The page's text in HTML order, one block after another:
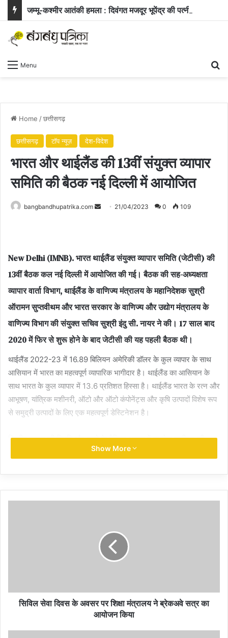
Menu
Home /छत्तीसगढ़
छत्तीसगढ़ टॉप न्यूज़ देश-विदेश
भारत और थाईलैंड की 13वीं संयुक्त व्यापार
समिति की बैठक नई दिल्ली में आयोजित
bangbandhupatrika.com
Send 21/04/2023 0 109
New Delhi (IMNB).भारत थाईलैंड संयुक्त व्यापार समिति (जेटीसी) की
13वीं बैठक कल नई दिल्ली में आयोजित की गई। बैठक की सह-अध्यक्षता
व्यापार वार्ता विभाग, थाईलैंड के वाणिज्य मंत्रालय के महानिदेशक सुश्री
ऑरामन सुप्तवीथम और भारत सरकार के वाणिज्य और उद्योग मंत्रालय के
वाणिज्य विभाग की संयुक्त सचिव सुश्री इंदु सी. नायर ने की। 17 साल बाद
2020 में फिर से शुरू होने के बाद जेटीसी की यह पहली बैठक थी।
थाईलैंड 2022-23 में 16.89 बिलियन अमेरिकी डॉलर के कुल व्यापार के साथ
आसियान में भारत का महत्वपूर्ण व्यापारिक भागीदार है। थाईलैंड का आसियान के
साथ भारत के कुल व्यापार में 13.6 प्रतिशत हिस्सा है। थाईलैंड भारत के रत्न और
आभूषण, यांत्रिक मशीनरी, ऑटो और ऑटो कंपोनेंट्स और कृषि उत्पादों विशेष रूप
से समुद्री उत्पादों के लिए एक महत्वपूर्ण डेस्टिनेशन है।
द्विपक्षीय व्यापार की स्थिति और दूसरे के वैश्विक आयात में प्रत्येक भागीदार की
मामूली हिस्सेदारी की समीक्षा करते हुए अध्यक्षों ने द्विपक्षीय व्यापार के विस्तार के लिए
की जाने वाली तकनीकी बाधाओं पर भी चर्चा की और नियमित और निरंतर द्विपक्षीय
दोनों पक्षों ने मूल्य वर्धित समुद्री उत्पादों, स्मार्टफोन, इलेक्ट्रिक वाहनों, खाद्य
प्रसंस्करण और फार्मास्यूटिकल्स जैसे मजबूत साझेदारी के लिए संभावित वस्तुओं
चिकित्सा पर्यटन में आपसी मान्यता/सहयोग व्यवस्था स्थापित करने का पता लगाने
Show More
सिविल सेवा दिवस के अवसर पर शिक्षा मंत्रालय ने ब्रेकअवे सत्र का
आयोजन किया